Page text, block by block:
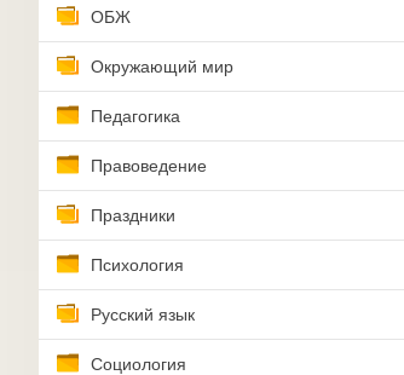
ОБЖ
Окружающий мир
Педагогика
Правоведение
Праздники
Психология
Русский язык
Социология